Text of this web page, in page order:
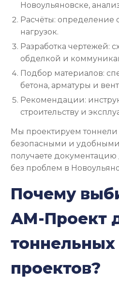
Новоульяновске,
Расчёты: определение
нагрузок.
Разработка чертежей:
обделкой и
Подбор материалов:
бетона, арматуры и
Рекомендации:
строительству и
Мы проектируем тоннели
безопасными и
получаете документацию
без проблем в
Почему
АМ-Проект
тоннельных
проектов?